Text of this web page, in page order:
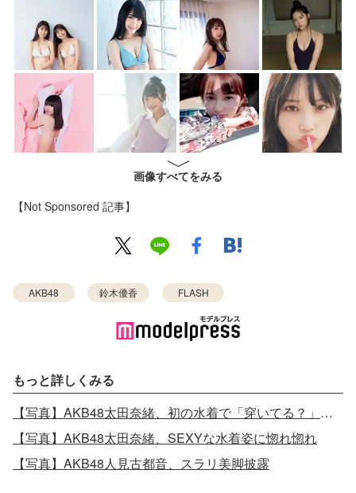
画像すべてをみる
【Not Sponsored 記事】
AKB48 鈴木優香 FLASH
もっと詳しくみる
【写真】AKB48太田奈緒、初の水着で「穿いてる？」メンバーも驚き
【写真】AKB48太田奈緒、SEXYな水着姿に惚れ惚れ
【写真】AKB48人見古都音、スラリ美脚披露